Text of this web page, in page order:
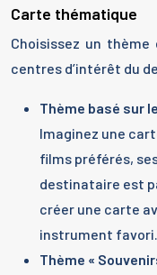
Carte thématique
Choisissez un
centres d’intérêt du
Thème basé sur
Imaginez une
films préférés,
destinataire est
créer une carte
instrument favori.
Thème «